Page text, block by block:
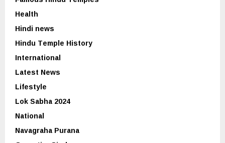
Health
Hindi news
Hindu Temple History
International
Latest News
Lifestyle
Lok Sabha 2024
National
Navagraha Purana